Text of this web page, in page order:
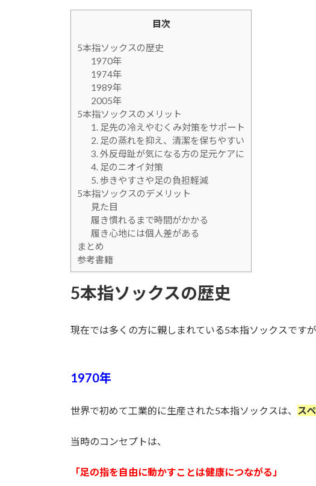
目次
5本指ソックスの歴史
1970年
1974年
1989年
2005年
5本指ソックスのメリット
1. 足先の冷えやむくみ対策をサポート
2. 足の蒸れを抑え、清潔を保ちやすい
3. 外反母趾が気になる方の足元ケアに
4. 足のニオイ対策
5. 歩きやすさや足の負担軽減
5本指ソックスのデメリット
見た目
履き慣れるまで時間がかかる
履き心地には個人差がある
まとめ
参考書籍
5本指ソックスの歴史
現在では多くの方に親しまれている5本指ソックスです
1970年
世界で初めて工業的に生産された5本指ソックスは、 ス
当時のコンセプトは、
「足の指を自由に動かすことは健康につながる」